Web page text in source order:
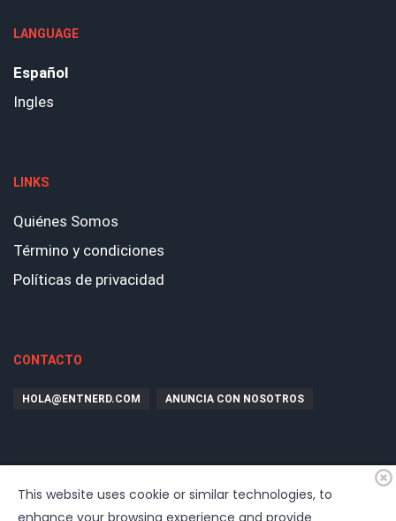
LANGUAGE
Español
Ingles
LINKS
Quiénes Somos
Término y condiciones
Políticas de privacidad
CONTACTO
HOLA@ENTNERD.COM ANUNCIA CON NOSOTROS
This website uses cookie or similar technologies, to
enhance your browsing experience and provide